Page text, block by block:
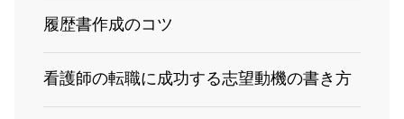
履歴書作成のコツ
看護師の転職に成功する志望動機の書き方